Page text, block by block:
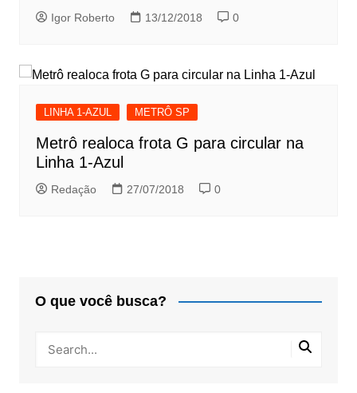
Igor Roberto 13/12/2018 0
LINHA 1-AZUL METRÔ SP
Metrô realoca frota G para circular na
Linha 1-Azul
Redação 27/07/2018 0
O que você busca?